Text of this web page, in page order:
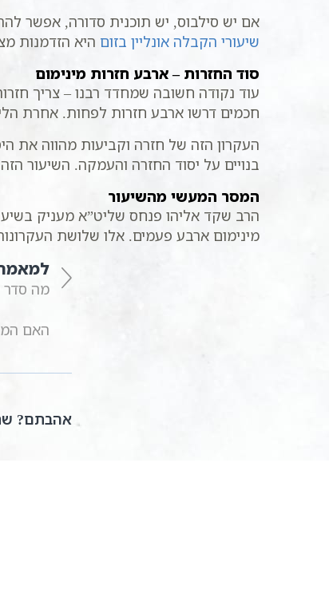
אם יש סילבוס, יש תוכנית סדורה, אפשר
שיעורי הקבלה אונליין בזום היא הזדמנות
סוד החזרות – ארבע חזרות מינימום
עוד נקודה חשובה שמחדד רבנו – צריך
חכמים דרשו ארבע חזרות לפחות. אחרת
העקרון הזה של חזרה וקביעות מהווה את
בנויים על יסוד החזרה והעמקה. השיעור
המסר המעשי מהשיעור
הרב שקד אליהו פנחס שליט”א מעניק
מינימום ארבע פעמים. אלו שלושת
מה סדר
האם
אהבתם?